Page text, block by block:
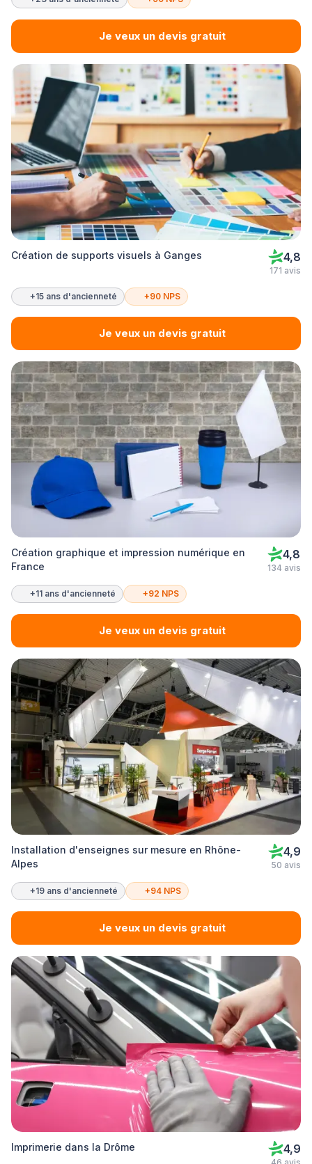
Je veux un devis gratuit
Création de supports visuels à Ganges 4,8
171 avis
+15 ans d'ancienneté +90 NPS
Je veux un devis gratuit
Création graphique et impression numérique en
France
4,8
134 avis
+11 ans d'ancienneté +92 NPS
Je veux un devis gratuit
Installation d'enseignes sur mesure en Rhône-
Alpes
4,9
50 avis
+19 ans d'ancienneté +94 NPS
Je veux un devis gratuit
Imprimerie dans la Drôme 4,9